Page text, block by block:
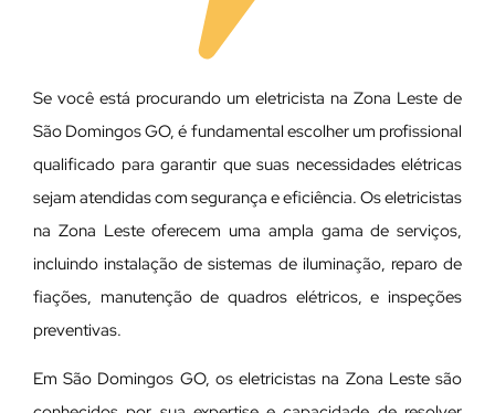
Se você está procurando um eletricista na Zona Leste de
São Domingos GO, é fundamental escolher um profissional
qualificado para garantir que suas necessidades elétricas
sejam atendidas com segurança e eficiência. Os eletricistas
na Zona Leste oferecem uma ampla gama de serviços,
incluindo instalação de sistemas de iluminação, reparo de
fiações, manutenção de quadros elétricos, e inspeções
preventivas.
Em São Domingos GO, os eletricistas na Zona Leste são